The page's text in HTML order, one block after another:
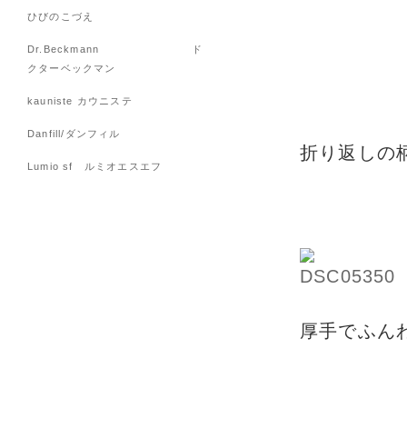
ひびのこづえ
Dr.Beckmann ド
クターベックマン
kauniste カウニステ
Danfill/ダンフィル
Lumio sf ルミオエスエフ
折り返しの
厚手でふん